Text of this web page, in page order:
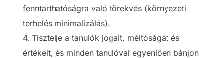
fenntarthatóságra való törekvés (környezeti
terhelés minimalizálás).
Tisztelje a tanulók jogait, méltóságát és
értékeit, és minden tanulóval egyenlően bánjon